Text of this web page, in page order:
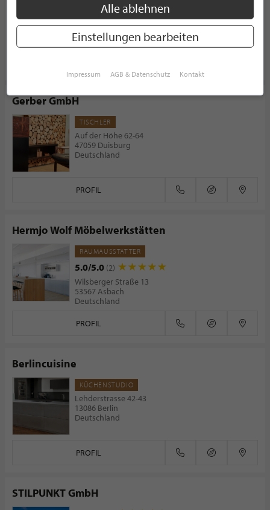
Neubitz 8
56244 Ötzingen
Deutschland
Gerber GmbH
TISCHLER
Auf der Höhe 62-64
47059 Duisburg
Deutschland
PROFIL
Hermjo Wolf Möbelwerkstätten
RAUMAUSSTATTER
5.0/5.0 (2)
Wilsberger Straße 13
53567 Asbach
Deutschland
PROFIL
Berlincuisine
KÜCHENSTUDIO
Lehderstrasse 42-43
13086 Berlin
Deutschland
PROFIL
STILPUNKT GmbH
Alle ablehnen
Einstellungen bearbeiten
Impressum AGB & Datenschutz Kontakt